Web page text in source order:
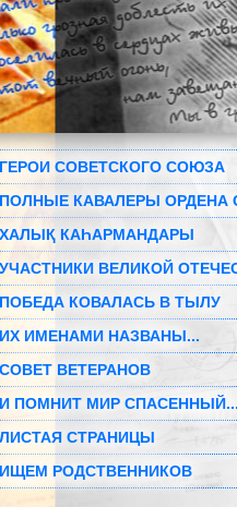
ГЕРОИ СОВЕТСКОГО СОЮЗА
ПОЛНЫЕ КАВАЛЕРЫ ОРДЕНА
ХАЛЫҚ КАҺАРМАНДАРЫ
УЧАСТНИКИ ВЕЛИКОЙ
ПОБЕДА КОВАЛАСЬ В ТЫЛУ
ИХ ИМЕНАМИ НАЗВАНЫ...
СОВЕТ ВЕТЕРАНОВ
И ПОМНИТ МИР СПАСЕННЫЙ...
ЛИСТАЯ СТРАНИЦЫ
ИЩЕМ РОДСТВЕННИКОВ